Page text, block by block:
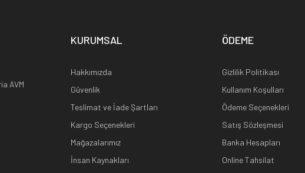
AVM
KURUMSAL
Hakkımızda
Güvenlik
Teslimat ve İade Şartları
Kargo Seçenekleri
Mağazalarımız
İnsan Kaynakları
ÖDEME
Gizlilik Politikası
Kullanım Koşulları
Ödeme Seçenekleri
Satış Sözleşmesi
Banka Hesapları
Online Tahsilat